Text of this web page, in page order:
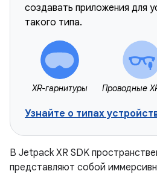
создавать приложения для
такого типа.
XR-гарнитуры Проводные
Узнайте о типах
В Jetpack XR SDK
представляют собой